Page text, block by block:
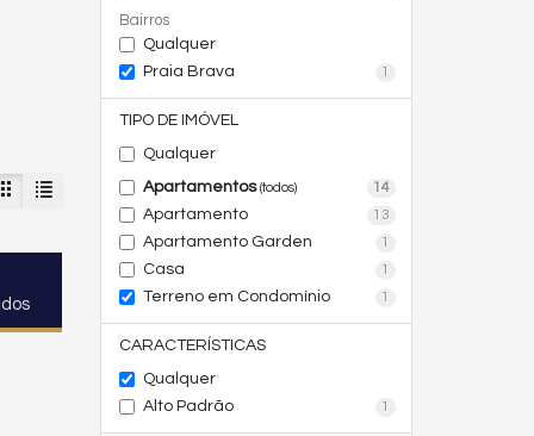
Bairros
Qualquer
Praia Brava
1
TIPO DE IMÓVEL
Qualquer
Apartamentos(todos) 14
Apartamento 13
Apartamento Garden 1
Casa 1
Terreno em Condomínio 1
CARACTERÍSTICAS
Qualquer
Alto Padrão
1